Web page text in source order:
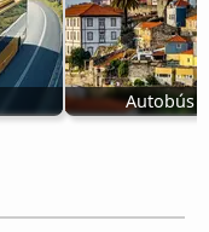
Autobús